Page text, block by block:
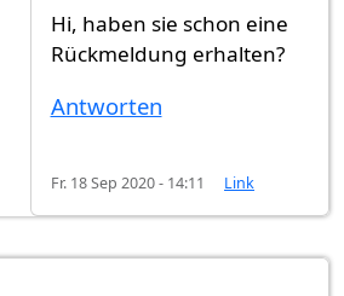
Hi, haben sie schon eine
Rückmeldung erhalten?
Antworten
Fr. 18 Sep 2020 - 14:11 Link